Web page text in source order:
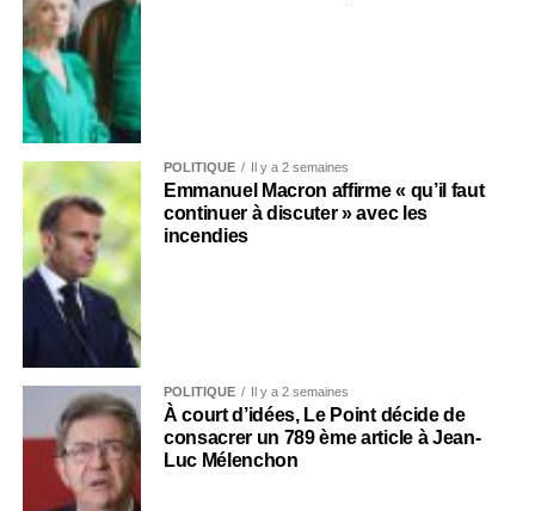
POLITIQUE Il y a 2 semaines
Emmanuel Macron affirme « qu’il faut
continuer à discuter » avec les
incendies
POLITIQUE Il y a 2 semaines
À court d’idées, Le Point décide de
consacrer un 789 ème article à Jean-
Luc Mélenchon